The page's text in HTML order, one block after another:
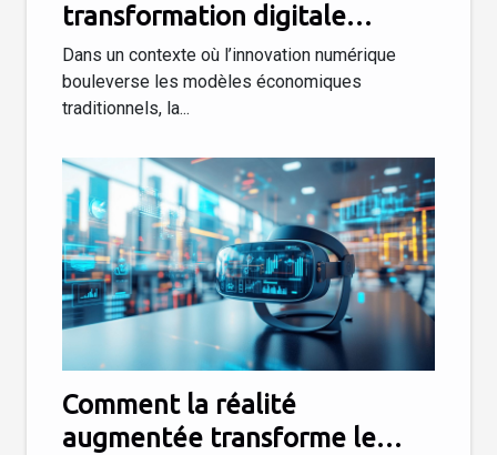
transformation digitale
réussie en entreprise
Dans un contexte où l’innovation numérique
bouleverse les modèles économiques
traditionnels, la...
Comment la réalité
augmentée transforme le